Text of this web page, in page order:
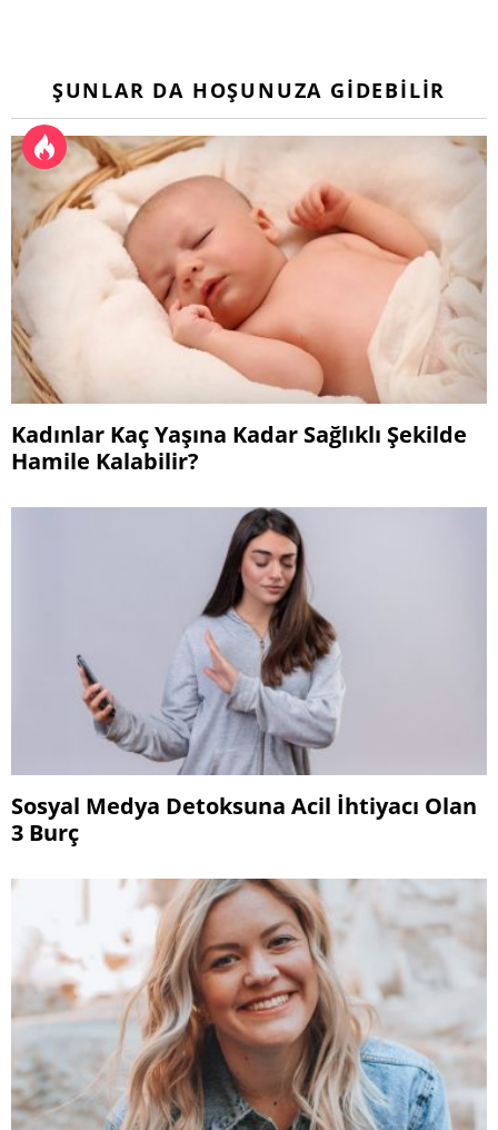
ŞUNLAR DA HOŞUNUZA GIDEBILIR
Kadınlar Kaç Yaşına Kadar Sağlıklı Şekilde
Hamile Kalabilir?
Sosyal Medya Detoksuna Acil İhtiyacı Olan
3 Burç